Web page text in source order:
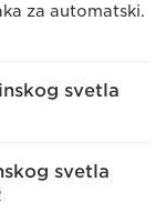
za automatski.
svetla
svetla